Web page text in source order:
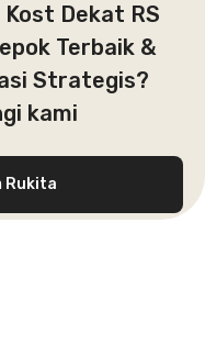
Dekat RS
Terbaik &
Strategis?
kami
Rukita